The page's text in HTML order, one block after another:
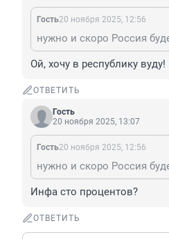
Гость20 ноября 2025, 12:56
Ой, хочу в республику вуду!
ОТВЕТИТЬ
Гость
20 ноября 2025, 13:07
Гость20 ноября 2025, 12:56
Инфа сто процентов?
ОТВЕТИТЬ